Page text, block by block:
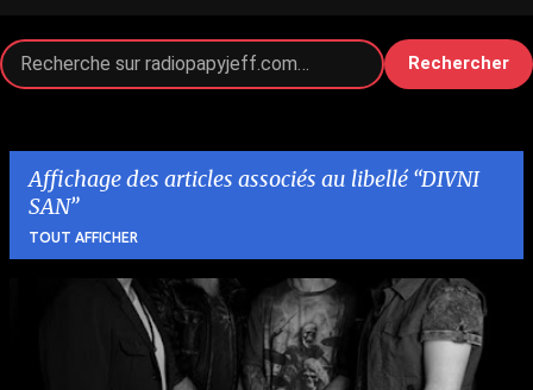
Rechercher
Affichage des articles associés au libellé DIVNI
SAN
TOUT AFFICHER